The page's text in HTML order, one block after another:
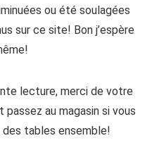
ou été soulagées
sur ce site! Bon j’espère
lecture, merci de votre
au magasin si vous
des tables ensemble!